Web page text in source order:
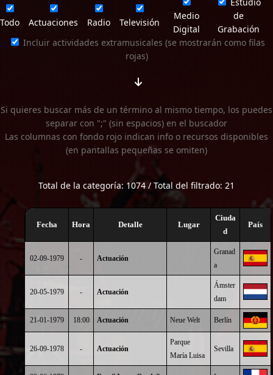
Todo Actuaciones Radio Televisión
Medio
Digital
de
Grabación
Incluir actividades extramusicales (se mostrarán como filas
rojas)
Si quieres buscar más de un término al mismo tiempo, los puedes
separar con ";" (sin espacios) en el buscador
Las columnas con fondo rojo indican info o recursos disponibles
(en pantallas pequeñas se omiten)
Total de la categoría: 1074 / Total del filtrado: 21
Fecha Hora Detalle Lugar
Ciuda
d
País
02-09-1979 - Actuación
Granad
a
20-05-1979 - Actuación
Ámster
dam
21-01-1979 18:00 Actuación Neue Welt Berlín
26-09-1978 - Actuación
Parque
María Luisa
Sevilla